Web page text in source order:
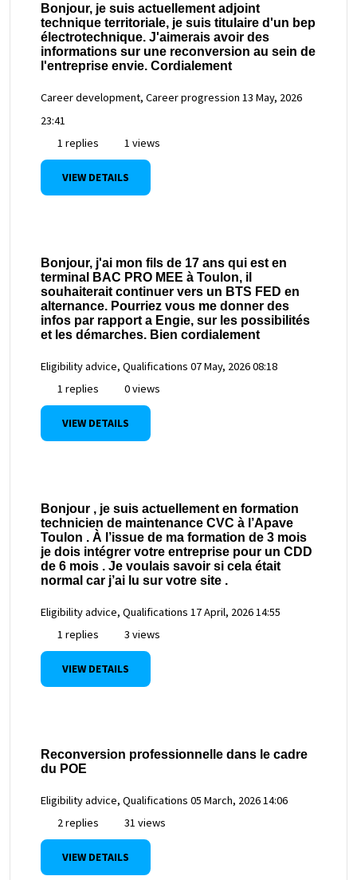
Bonjour, je suis actuellement adjoint
technique territoriale, je suis titulaire d'un bep
électrotechnique. J'aimerais avoir des
informations sur une reconversion au sein de
l'entreprise envie. Cordialement
Career development, Career progression 13 May, 2026
23:41
1 replies
1 views
VIEW DETAILS
Bonjour, j'ai mon fils de 17 ans qui est en
terminal BAC PRO MEE à Toulon, il
souhaiterait continuer vers un BTS FED en
alternance. Pourriez vous me donner des
infos par rapport a Engie, sur les possibilités
et les démarches. Bien cordialement
Eligibility advice, Qualifications 07 May, 2026 08:18
1 replies
0 views
VIEW DETAILS
Bonjour , je suis actuellement en formation
technicien de maintenance CVC à l’Apave
Toulon . À l’issue de ma formation de 3 mois
je dois intégrer votre entreprise pour un CDD
de 6 mois . Je voulais savoir si cela était
normal car j’ai lu sur votre site .
Eligibility advice, Qualifications 17 April, 2026 14:55
1 replies
3 views
VIEW DETAILS
Reconversion professionnelle dans le cadre
du POE
Eligibility advice, Qualifications 05 March, 2026 14:06
2 replies
31 views
VIEW DETAILS